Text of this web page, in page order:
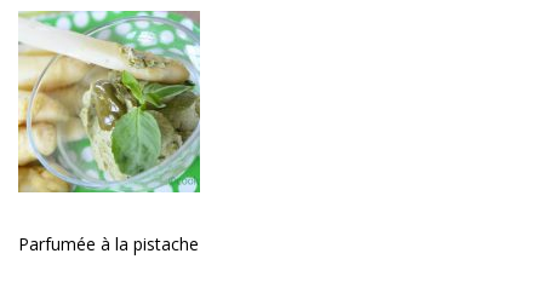
Parfumée à la pistache